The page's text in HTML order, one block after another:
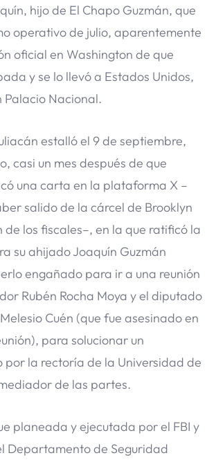
hijo de El Chapo Guzmán, que
operativo de julio, aparentemente
oficial en Washington de que
y se lo llevó a Estados Unidos,
Palacio Nacional.
estalló el 9 de septiembre,
casi un mes después de que
una carta en la plataforma X –
salido de la cárcel de Brooklyn
de los fiscales–, en la que ratificó la
su ahijado Joaquín Guzmán
engañado para ir a una reunión
Rubén Rocha Moya y el diputado
Cuén (que fue asesinado en
para solucionar un
la rectoría de la Universidad de
de las partes.
planeada y ejecutada por el FBI y
Departamento de Seguridad